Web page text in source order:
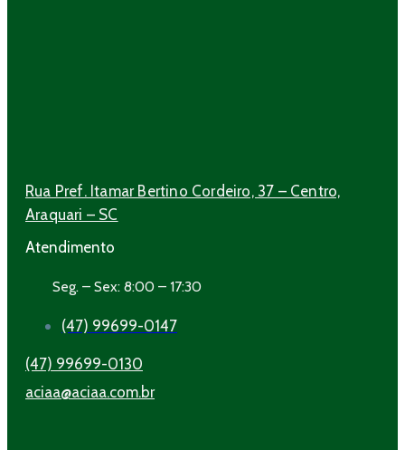
Rua Pref. Itamar Bertino Cordeiro, 37 – Centro,
Araquari – SC
Atendimento
Seg. – Sex: 8:00 – 17:30
(47) 99699-0147
(47) 99699-0130
aciaa@aciaa.com.br